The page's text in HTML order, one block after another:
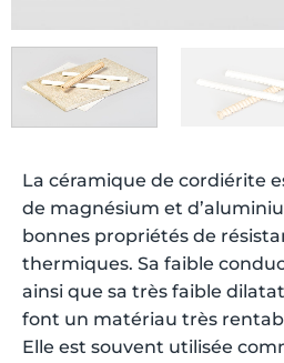
La céramique de cordiérite
de magnésium et
bonnes propriétés de
thermiques. Sa faible
ainsi que sa très faible
font un matériau très
Elle est souvent utilisée